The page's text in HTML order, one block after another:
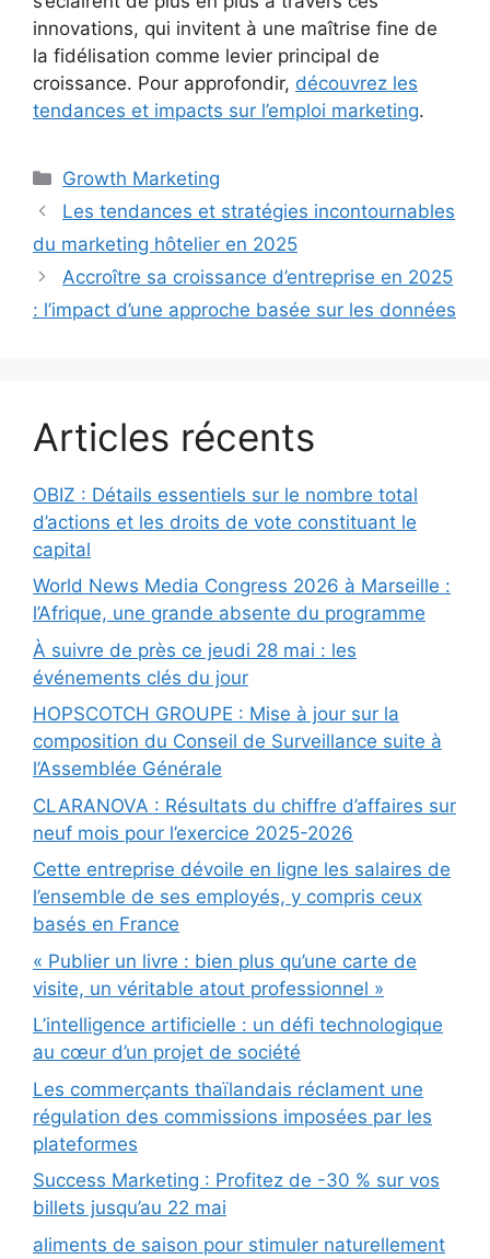
innovations, qui invitent à une maîtrise fine de
la fidélisation comme levier principal de
croissance. Pour approfondir, découvrez les
tendances et impacts sur l’emploi marketing.
Catégories
Growth Marketing
Les tendances et stratégies incontournables
du marketing hôtelier en 2025
Accroître sa croissance d’entreprise en 2025
: l’impact d’une approche basée sur les données
Articles récents
OBIZ : Détails essentiels sur le nombre total
d’actions et les droits de vote constituant le
capital
World News Media Congress 2026 à Marseille :
l’Afrique, une grande absente du programme
À suivre de près ce jeudi 28 mai : les
événements clés du jour
HOPSCOTCH GROUPE : Mise à jour sur la
composition du Conseil de Surveillance suite à
l’Assemblée Générale
CLARANOVA : Résultats du chiffre d’affaires sur
neuf mois pour l’exercice 2025-2026
Cette entreprise dévoile en ligne les salaires de
l’ensemble de ses employés, y compris ceux
basés en France
« Publier un livre : bien plus qu’une carte de
visite, un véritable atout professionnel »
L’intelligence artificielle : un défi technologique
au cœur d’un projet de société
Les commerçants thaïlandais réclament une
régulation des commissions imposées par les
plateformes
Success Marketing : Profitez de -30 % sur vos
billets jusqu’au 22 mai
aliments de saison pour stimuler naturellement